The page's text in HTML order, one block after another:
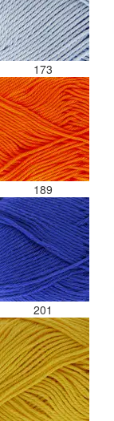
173
189
201